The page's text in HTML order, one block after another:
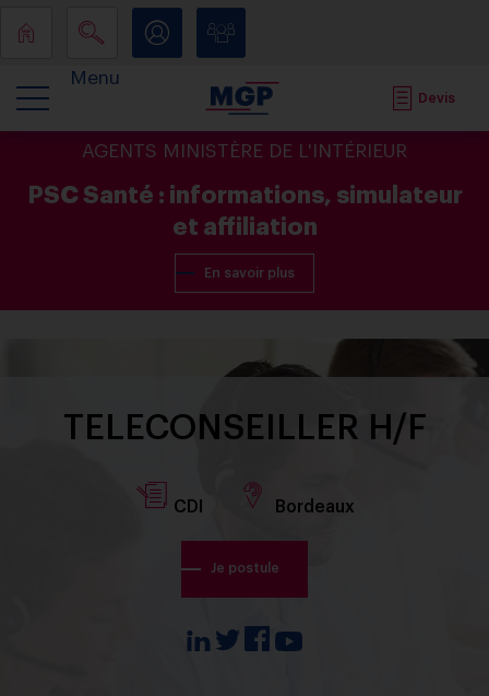
Menu
Devis
AGENTS MINISTÈRE DE L'INTÉRIEUR
PSC Santé : informations, simulateur
et affiliation
En savoir plus
TELECONSEILLER H/F
CDI Bordeaux
Je postule